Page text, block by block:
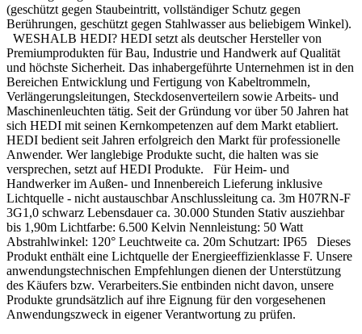
(geschützt gegen Staubeintritt, vollständiger Schutz gegen
Berührungen, geschützt gegen Stahlwasser aus beliebigem Winkel).
WESHALB HEDI? HEDI setzt als deutscher Hersteller von
Premiumprodukten für Bau, Industrie und Handwerk auf Qualität
und höchste Sicherheit. Das inhabergeführte Unternehmen ist in den
Bereichen Entwicklung und Fertigung von Kabeltrommeln,
Verlängerungsleitungen, Steckdosenverteilern sowie Arbeits- und
Maschinenleuchten tätig. Seit der Gründung vor über 50 Jahren hat
sich HEDI mit seinen Kernkompetenzen auf dem Markt etabliert.
HEDI bedient seit Jahren erfolgreich den Markt für professionelle
Anwender. Wer langlebige Produkte sucht, die halten was sie
versprechen, setzt auf HEDI Produkte. Für Heim- und
Handwerker im Außen- und Innenbereich Lieferung inklusive
Lichtquelle - nicht austauschbar Anschlussleitung ca. 3m H07RN-F
3G1,0 schwarz Lebensdauer ca. 30.000 Stunden Stativ ausziehbar
bis 1,90m Lichtfarbe: 6.500 Kelvin Nennleistung: 50 Watt
Abstrahlwinkel: 120° Leuchtweite ca. 20m Schutzart: IP65 Dieses
Produkt enthält eine Lichtquelle der Energieeffizienklasse F. Unsere
anwendungstechnischen Empfehlungen dienen der Unterstützung
des Käufers bzw. Verarbeiters.Sie entbinden nicht davon, unsere
Produkte grundsätzlich auf ihre Eignung für den vorgesehenen
Anwendungszweck in eigener Verantwortung zu prüfen.